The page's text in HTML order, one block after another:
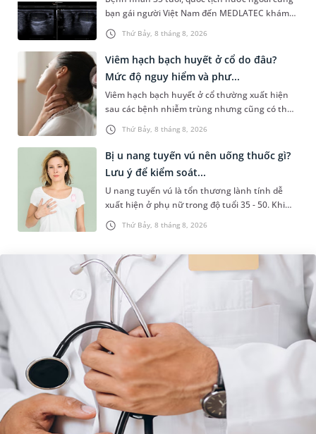
Thứ Bảy, 8 tháng 8, 2026
bạn gái người Việt Nam đến MEDLATEC khám
sức khỏe tiền hôn nhân. Qua thăm khám và
làm các xét nghiệm chuyên sâu,...
Thứ Bảy, 8 tháng 8, 2026
Viêm hạch bạch huyết ở cổ do đâu?
Mức độ nguy hiểm và phư...
Viêm hạch bạch huyết ở cổ thường xuất hiện
sau các bệnh nhiễm trùng nhưng cũng có thể
liên quan đến lao hạch hoặc ung thư. Để tìm
hiểu nguyên nhân gây viêm,...
Thứ Bảy, 8 tháng 8, 2026
Bị u nang tuyến vú nên uống thuốc gì?
Lưu ý để kiểm soát...
U nang tuyến vú là tổn thương lành tính dễ
xuất hiện ở phụ nữ trong độ tuổi 35 - 50. Khi
được chẩn đoán mắc bệnh, nhiều người
thường băn khoăn u nang tuyến v...